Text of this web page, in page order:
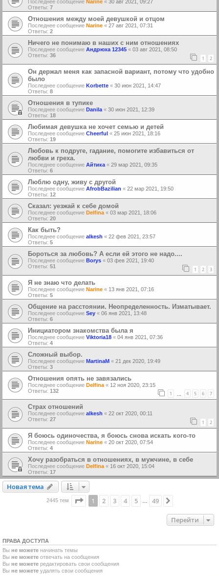
Последнее сообщение Narine « 30 авг 2021, 09:27
Ответы: 7
Отношения между моей девушкой и отцом
Последнее сообщение Narine « 27 авг 2021, 07:31
Ответы: 2
Ничего не понимаю в наших с ним отношениях
Последнее сообщение Андрюха 12345 « 03 авг 2021, 08:50
Ответы: 36 1 2
Он держал меня как запасной вариант, потому что удобно
было
Последнее сообщение Korbette « 30 июн 2021, 14:47
Ответы: 8
Отношения в тупике
Последнее сообщение Danila « 30 июн 2021, 12:39
Ответы: 18
Любимая девушка не хочет семью и детей
Последнее сообщение Cheerful « 25 июн 2021, 18:16
Ответы: 19
Любовь к подруге, гадание, помогите избавиться от
любви и греха.
Последнее сообщение Айтика « 29 мар 2021, 09:35
Ответы: 6
Люблю одну, живу с другой
Последнее сообщение AfrobBazilian « 22 мар 2021, 19:50
Ответы: 12
Сказал: уезжай к себе домой
Последнее сообщение Delfina « 03 мар 2021, 18:06
Ответы: 20
Как быть?
Последнее сообщение alkesh « 22 фев 2021, 23:57
Ответы: 5
Бороться за любовь? А если ей этого не надо....
Последнее сообщение Borys « 03 фев 2021, 19:40
Ответы: 51 1 2 3
Я не знаю что делать
Последнее сообщение Narine « 13 янв 2021, 07:16
Ответы: 5
Общение на расстоянии. Неопределенность. Изматывает.
Последнее сообщение Sey « 06 янв 2021, 13:48
Ответы: 6
Инициатором знакомства была я
Последнее сообщение Viktoria18 « 04 янв 2021, 07:36
Ответы: 4
Сложный выбор.
Последнее сообщение MartinaM « 21 дек 2020, 19:49
Ответы: 3
Отношения опять не завязались
Последнее сообщение Delfina « 12 ноя 2020, 23:15
Ответы: 132 1 4 5 6 7
Страх отношений
Последнее сообщение alkesh « 22 окт 2020, 00:11
Ответы: 27 1 2
Я боюсь одиночества, я боюсь снова искать кого-то
Последнее сообщение Narine « 20 окт 2020, 07:54
Ответы: 4
Хочу разобраться в отношениях, в мужчине, в себе
Последнее сообщение Delfina « 16 окт 2020, 15:04
Ответы: 17
Новая тема
Новаятема
2445 тем Страница из 49
1 2 3 4 5 49
Перейти
ПРАВА ДОСТУПА
Вы не можете начинать темы
Вы не можете отвечать на сообщения
Вы не можете редактировать свои сообщения
Вы не можете удалять свои сообщения